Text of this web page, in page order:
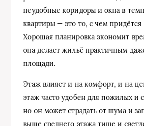
неудобные коридоры и окна в
квартиры — это то, с чем придётся
Хорошая планировка экономит
она делает жильё практичным
площади.
Этаж влияет и на комфорт, и на
этаж часто удобен для пожилых и
но он может страдать от шума и
выше среднего этажа тише и